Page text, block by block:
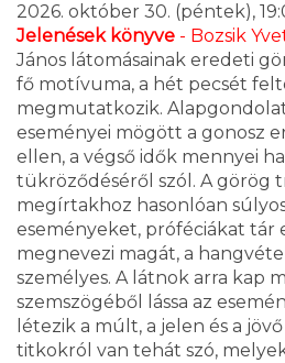
2026. október 30. (péntek),
Jelenések könyve - Bozsik
János látomásainak eredeti
fő motívuma, a hét pecsét
megmutatkozik.
eseményei mögött a gonosz
ellen, a végső idők mennyei
tükröződéséről szól. A görög
megírtakhoz hasonlóan
eseményeket, próféciákat tár
megnevezi magát, a
személyes. A látnok arra kap
szemszögéből lássa az
létezik a múlt, a jelen és a
titkokról van tehát szó,